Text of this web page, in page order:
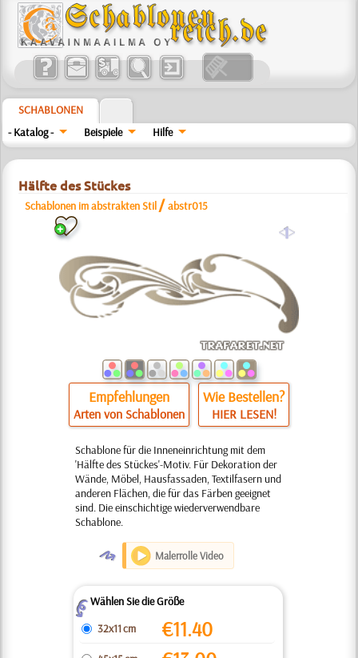
SCHABLONEN
- Katalog -
Beispiele Hilfe
Hälfte des Stückes
Schablonen im abstrakten Stil /abstr015
a
Empfehlungen
Arten von Schablonen
Wie Bestellen?
HIER LESEN!
Schablone für die Inneneinrichtung mit dem
'Hälfte des Stückes'-Motiv. Für Dekoration der
Wände, Möbel, Hausfassaden, Textilfasern und
anderen Flächen, die für das Färben geeignet
sind. Die einschichtige wiederverwendbare
Schablone.
O Malerrolle Video
ZWählen Sie die Größe
32x11 cm
€11.40